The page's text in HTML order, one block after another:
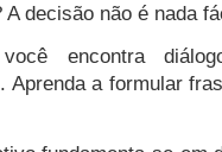
decisão não é nada
encontra
Aprenda a formular